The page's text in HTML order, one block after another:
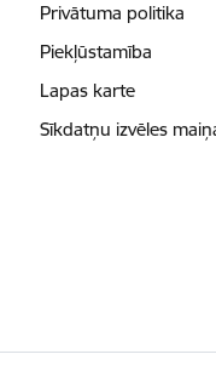
Privātuma politika
Piekļūstamība
Lapas karte
Sīkdatņu izvēles